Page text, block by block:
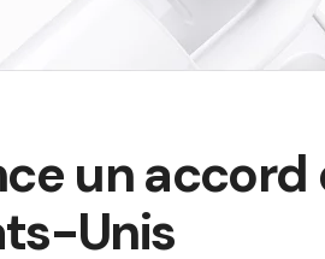
un
Unis